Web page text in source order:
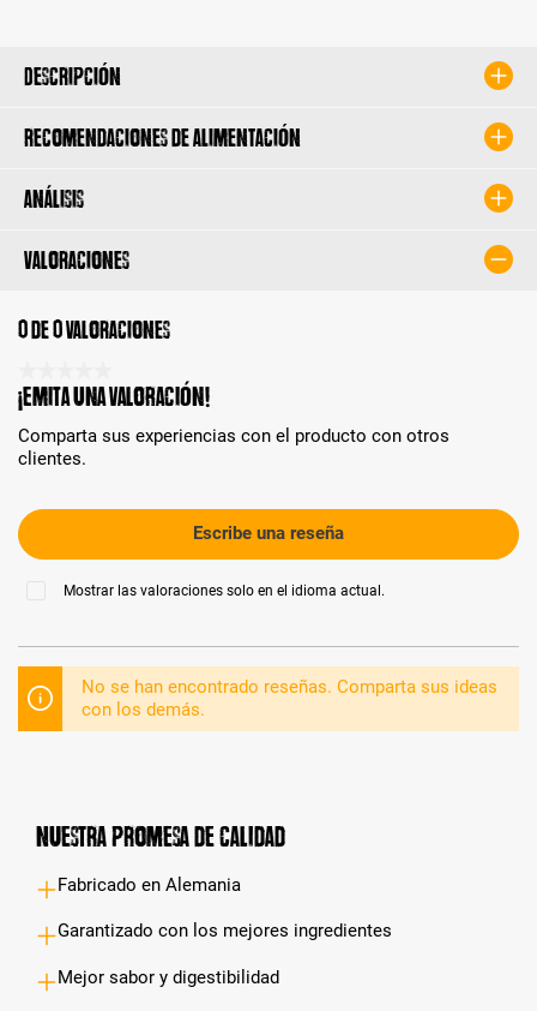
Descripción
Recomendaciones de alimentación
Análisis
Valoraciones
0 de 0 valoraciones
Calificación promedio de 0 de 5 estrellas
¡Emita una valoración!
Comparta sus experiencias con el producto con otros
clientes.
Escribe una reseña
Mostrar las valoraciones solo en el idioma actual.
No se han encontrado reseñas. Comparta sus ideas
con los demás.
Nuestra promesa de calidad
Fabricado en Alemania
Garantizado con los mejores ingredientes
Mejor sabor y digestibilidad